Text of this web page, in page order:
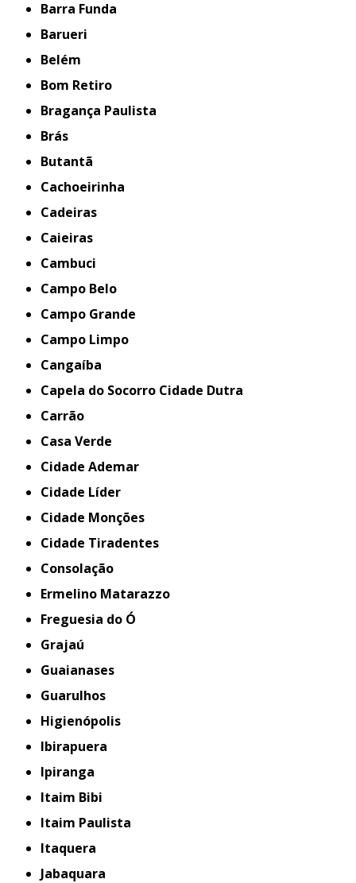
Barra Funda
Barueri
Belém
Bom Retiro
Bragança Paulista
Brás
Butantã
Cachoeirinha
Cadeiras
Caieiras
Cambuci
Campo Belo
Campo Grande
Campo Limpo
Cangaíba
Capela do Socorro Cidade Dutra
Carrão
Casa Verde
Cidade Ademar
Cidade Líder
Cidade Monções
Cidade Tiradentes
Consolação
Ermelino Matarazzo
Freguesia do Ó
Grajaú
Guaianases
Guarulhos
Higienópolis
Ibirapuera
Ipiranga
Itaim Bibi
Itaim Paulista
Itaquera
Jabaquara